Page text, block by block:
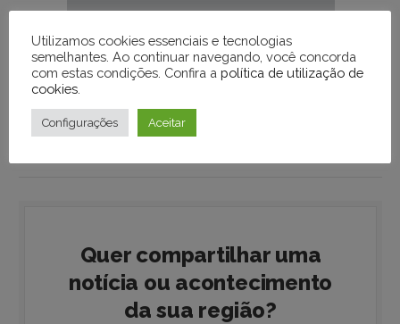
Quer compartilhar uma
notícia ou acontecimento
da sua região?
Utilizamos cookies essenciais e tecnologias
semelhantes. Ao continuar navegando, você concorda
com estas condições. Confira a política de utilização de
cookies
Configurações Aceitar